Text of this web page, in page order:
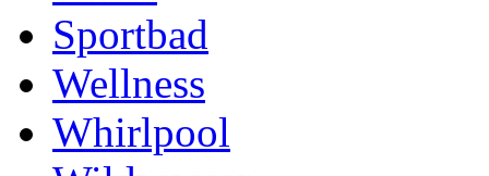
Sportbad
Wellness
Whirlpool